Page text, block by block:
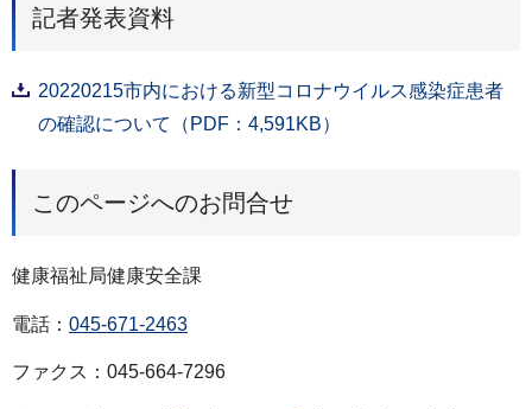
記者発表資料
20220215市内における新型コロナウイルス感染症患者
の確認について（PDF：4,591KB）
このページへのお問合せ
健康福祉局健康安全課
電話： 045-671-2463
ファクス：045-664-7296